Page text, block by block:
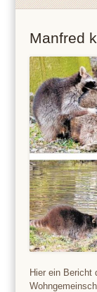
Manfred
Hier ein Bericht